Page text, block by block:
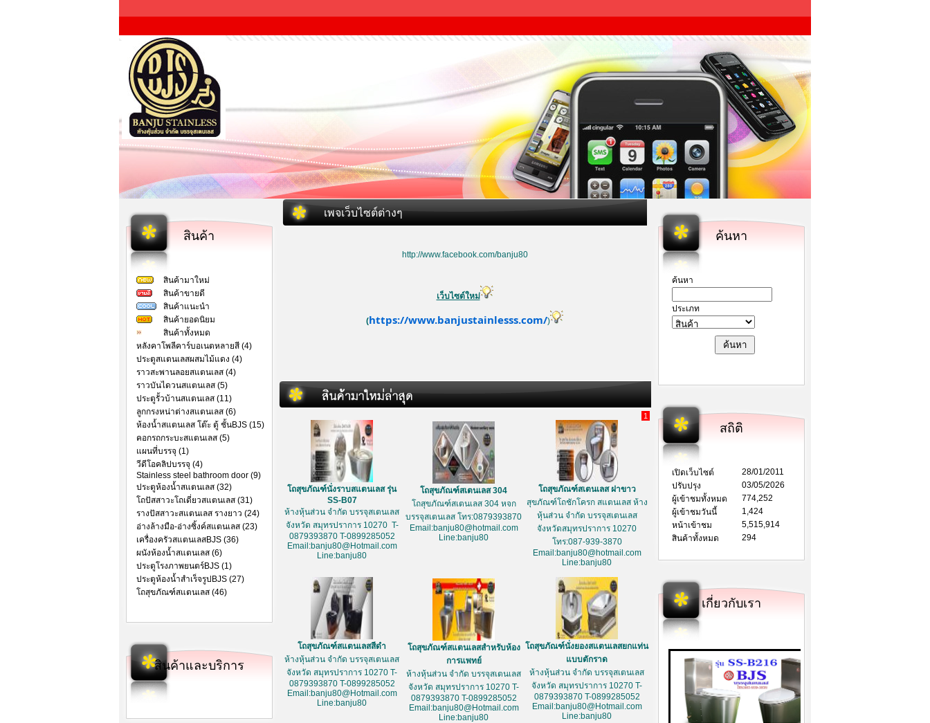
สินค้า
สินค้ามาใหม่
สินค้าขายดี
สินค้าแนะนำ
สินค้ายอดนิยม
สินค้าทั้งหมด
หลังคาโพลีคาร์บอเนตหลายสี (4)
ประตูสแตนเลสผสมไม้แดง (4)
ราวสะพานลอยสแตนเลส (4)
ราวบันไดวนสแตนเลส (5)
ประตูรั้วบ้านสแตนเลส (11)
ลูกกรงหน่าต่างสแตนเลส (6)
ห้องน้ำสแตนเลส โต๊ะ ตู้ ชั้นBJS (15)
คอกรถกระบะสแตนเลส (5)
แผนที่บรรจุ (1)
วีดีโอคลิปบรรจุ (4)
Stainless steel bathroom door (9)
ประตูห้องน้ำสแตนเลส (32)
โถปัสสาวะโถเดี่ยวสแตนเลส (31)
รางปัสสาวะสแตนเลส รางยาว (24)
อ่างล้างมือ-อ่างซิ้งค์สแตนเลส (23)
เครื่องครัวสแตนเลสBJS (36)
ผนังห้องน้ำสแตนเลส (6)
ประตูโรงภาพยนตร์BJS (1)
ประตูห้องน้ำสำเร็จรูปBJS (27)
โถสุขภัณฑ์สแตนเลส (46)
สินค้าและบริการ
เพจเว็บไซต์ต่างๆ
http://www.facebook.com/banju80
เว็บไซต์ใหม่
(https://www.banjustainlesss.com/)
1
โถสุขภัณฑ์นั่งราบสแตนเลส รุ่น
SS-B07
ห้างหุ้นส่วน จำกัด บรรจุสเตนเลส
จังหวัด สมุทรปราการ 10270 T-
0879393870 T-0899285052
Email:banju80@Hotmail.com
Line:banju80
โถสุขภัณฑ์สเตนเลส 304
โถสุขภัณฑ์สเตนเลส 304 หจก
บรรจุสเตนเลส โทร:0879393870
Email:banju80@hotmail.com
Line:banju80
โถสุขภัณฑ์สเตนเลส ฝาขาว
สุขภัณฑ์โถชักโครก สแตนเลส ห้าง
หุ้นส่วน จำกัด บรรจุสเตนเลส
จังหวัดสมุทรปราการ 10270
โทร:087-939-3870
Email:banju80@hotmail.com
Line:banju80
โถสุขภัณฑ์สแตนเลสสีดำ
ห้างหุ้นส่วน จำกัด บรรจุสเตนเลส
จังหวัด สมุทรปราการ 10270 T-
0879393870 T-0899285052
Email:banju80@Hotmail.com
Line:banju80
โถสุขภัณฑ์สแตนเลสสำหรับห้อง
การแพทย์
ห้างหุ้นส่วน จำกัด บรรจุสเตนเลส
จังหวัด สมุทรปราการ 10270 T-
0879393870 T-0899285052
Email:banju80@Hotmail.com
Line:banju80
โถสุขภัณฑ์นั่งยองสแตนเลสยกแท่น
แบบตักราด
ห้างหุ้นส่วน จำกัด บรรจุสเตนเลส
จังหวัด สมุทรปราการ 10270 T-
0879393870 T-0899285052
Email:banju80@Hotmail.com
Line:banju80
ค้นหา
ค้นหา
ประเภท
สถิติ
เปิดเว็บไซต์
28/01/2011
ปรับปรุง
03/05/2026
ผู้เข้าชมทั้งหมด
774,252
ผู้เข้าชมวันนี้
1,424
หน้าเข้าชม
5,515,914
สินค้าทั้งหมด
294
เกี่ยวกับเรา